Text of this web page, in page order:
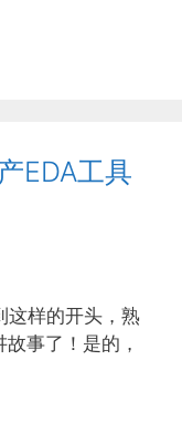
EDA工具
这样的开头，熟
事了！是的，